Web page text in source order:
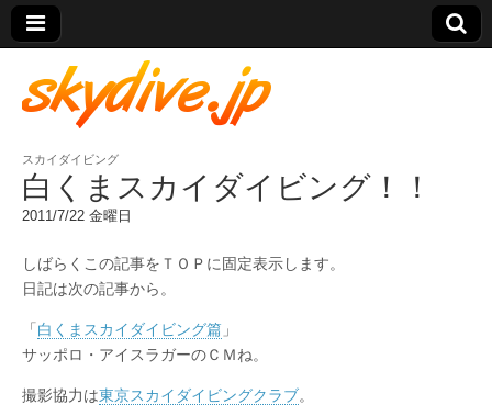
skydive.jp
スカイダイビング
白くまスカイダイビング！！
2011/7/22 金曜日
しばらくこの記事をＴＯＰに固定表示します。
日記は次の記事から。
「 白くまスカイダイビング篇 」
サッポロ・アイスラガーのＣＭね。
撮影協力は東京スカイダイビングクラブ。